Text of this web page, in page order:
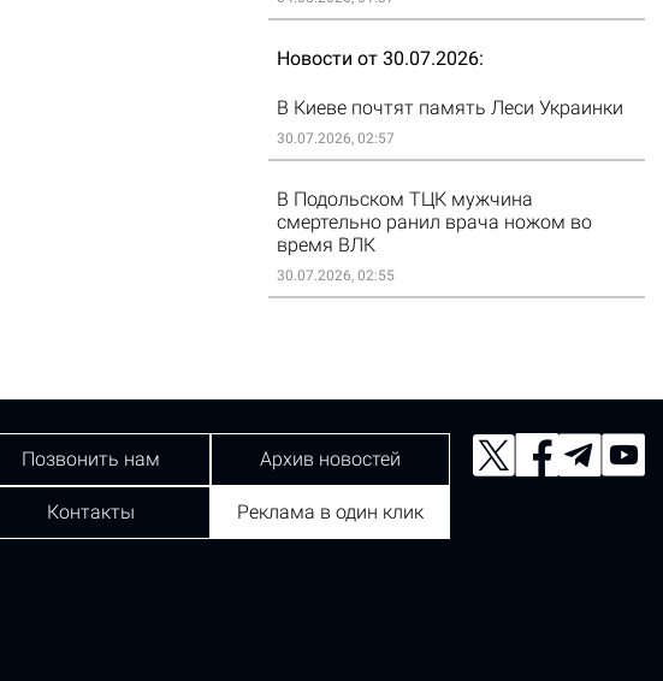
Новости от 30.07.2026
В Киеве почтят память Леси Украинки
30.07.2026, 02:57
В Подольском ТЦК мужчина
смертельно ранил врача ножом во
время ВЛК
30.07.2026, 02:55
Позвонить нам Архив новостей
Контакты Реклама в один клик